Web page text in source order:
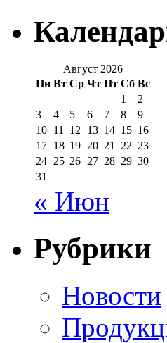
Август 2026
Пн Вт Ср Чт Пт Сб Вс
1
2
3
4 5 6 7 8
9
10 11 12 13 14 15 16
17 18 19 20 21 22 23
24 25 26 27 28 29 30
31
« Июн
Рубрики
Новости